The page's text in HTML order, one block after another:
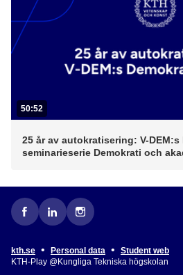
50:52
25 år av autokratisering: V-
seminarieserie Demokrati och
kth.se • Personal data •
Student web
KTH-Play @Kungliga Tekniska högskolan